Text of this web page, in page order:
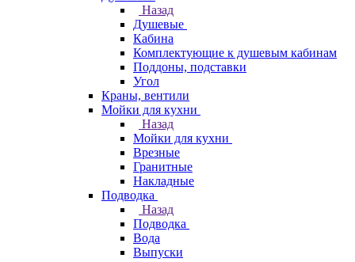
Назад
Душевые
Кабина
Комплектующие к душевым кабинам
Поддоны, подставки
Угол
Краны, вентили
Мойки для кухни
Назад
Мойки для кухни
Врезные
Гранитные
Накладные
Подводка
Назад
Подводка
Вода
Выпуски